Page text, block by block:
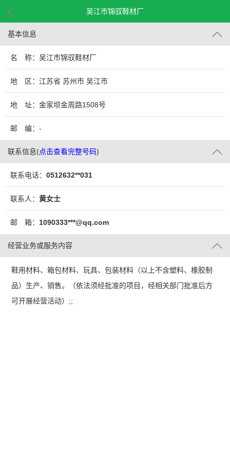
吴江市锦驭鞋材厂
基本信息
名 称：吴江市锦驭鞋材厂
地 区：江苏省 苏州市 吴江市
地 址：金家坝金周路1508号
邮 编：-
联系信息(点击查看完整号码)
联系电话： 0512632**031
联系人： 黄女士
邮 箱： 1090333***@qq.com
经营业务或服务内容
鞋用材料、箱包材料、玩具、包装材料（以上不含塑料、橡胶制
品）生产、销售。（依法须经批准的项目，经相关部门批准后方
可开展经营活动）;;